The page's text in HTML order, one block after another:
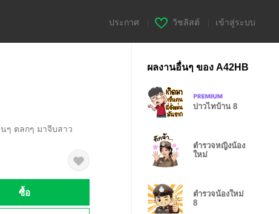
ประกาศ วิชลิสต์ เข้าสู่ระบบ
ๆ ตลกๆ มาจีบสาว
ซื้อ
ผลงานอื่นๆ ของ A42HB
บ่าวไทบ้าน 8
ตำรวจหญิงน้อง
ใหม่
ตำรวจน้องใหม่
8